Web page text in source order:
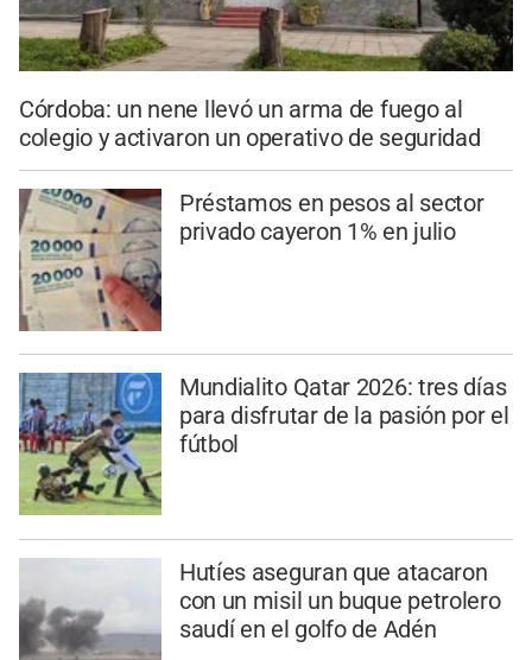
Córdoba: un nene llevó un arma de fuego al
colegio y activaron un operativo de seguridad
Préstamos en pesos al sector
privado cayeron 1% en julio
Mundialito Qatar 2026: tres días
para disfrutar de la pasión por el
fútbol
Hutíes aseguran que atacaron
con un misil un buque petrolero
saudí en el golfo de Adén